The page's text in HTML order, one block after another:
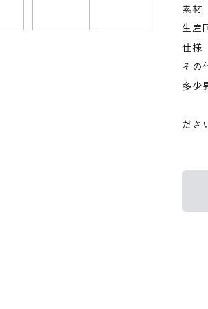
素
生
仕
そ
多少
数
ださ